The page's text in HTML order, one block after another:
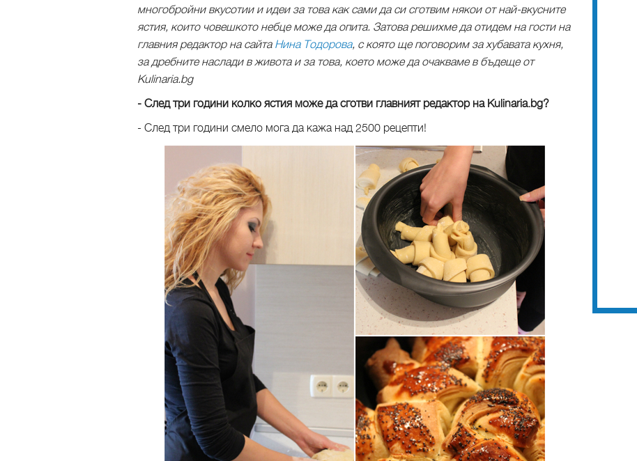
многобройни вкусотии и идеи за това как сами да си сготвим някои от най-вкусните
ястия, които човешкото небце може да опита. Затова решихме да отидем на гости на
главния редактор на сайта Нина Тодорова, с която ще поговорим за хубавата кухня,
за дребните наслади в живота и за това, което може да очакваме в бъдеще от
Kulinaria.bg
- След три години колко ястия може да сготви главният редактор на Kulinaria.bg?
- След три години смело мога да кажа над 2500 рецепти!